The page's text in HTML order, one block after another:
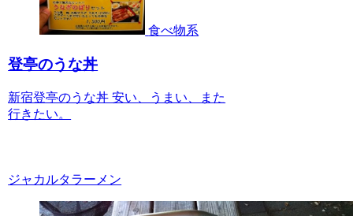
食べ物系
登亭のうな丼
新宿登亭のうな丼 安い、うまい、また
行きたい。
ジャカルタラーメン